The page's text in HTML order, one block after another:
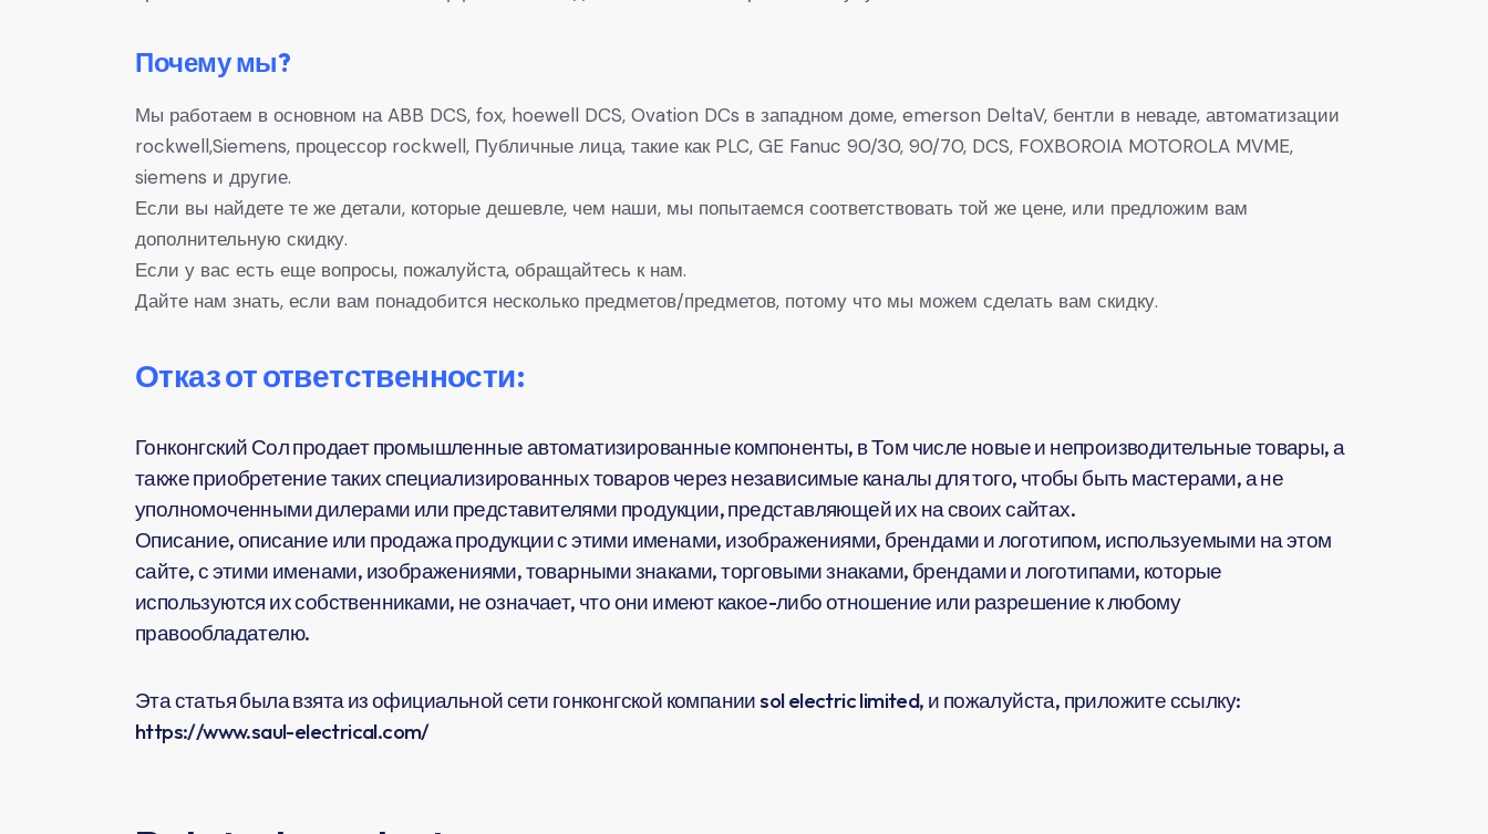
Почему мы?
Мы работаем в основном на ABB DCS, fox, hoewell DCS, Ovation DCs в западном доме, emerson DeltaV, бентли в неваде, автоматизации
rockwell,Siemens, процессор rockwell, Публичные лица, такие как PLC, GE Fanuc 90/30, 90/70, DCS, FOXBOROIA MOTOROLA MVME,
siemens и другие.
Если вы найдете те же детали, которые дешевле, чем наши, мы попытаемся соответствовать той же цене, или предложим вам
дополнительную скидку.
Если у вас есть еще вопросы, пожалуйста, обращайтесь к нам.
Дайте нам знать, если вам понадобится несколько предметов/предметов, потому что мы можем сделать вам скидку.
Отказ от ответственности:
Гонконгский Сол продает промышленные автоматизированные компоненты, в Том числе новые и непроизводительные товары, а
также приобретение таких специализированных товаров через независимые каналы для того, чтобы быть мастерами, а не
уполномоченными дилерами или представителями продукции, представляющей их на своих сайтах.
Описание, описание или продажа продукции с этими именами, изображениями, брендами и логотипом, используемыми на этом
сайте, с этими именами, изображениями, товарными знаками, торговыми знаками, брендами и логотипами, которые
используются их собственниками, не означает, что они имеют какое-либо отношение или разрешение к любому
правообладателю.
Эта статья была взята из официальной сети гонконгской компании sol electric limited, и пожалуйста, приложите ссылку:
https://www.saul-electrical.com/